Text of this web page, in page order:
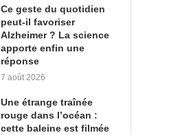
Ce geste du quotidien
peut-il favoriser
Alzheimer ? La science
apporte enfin une
réponse
7 août 2026
Une étrange traînée
rouge dans l’océan :
cette baleine est filmée